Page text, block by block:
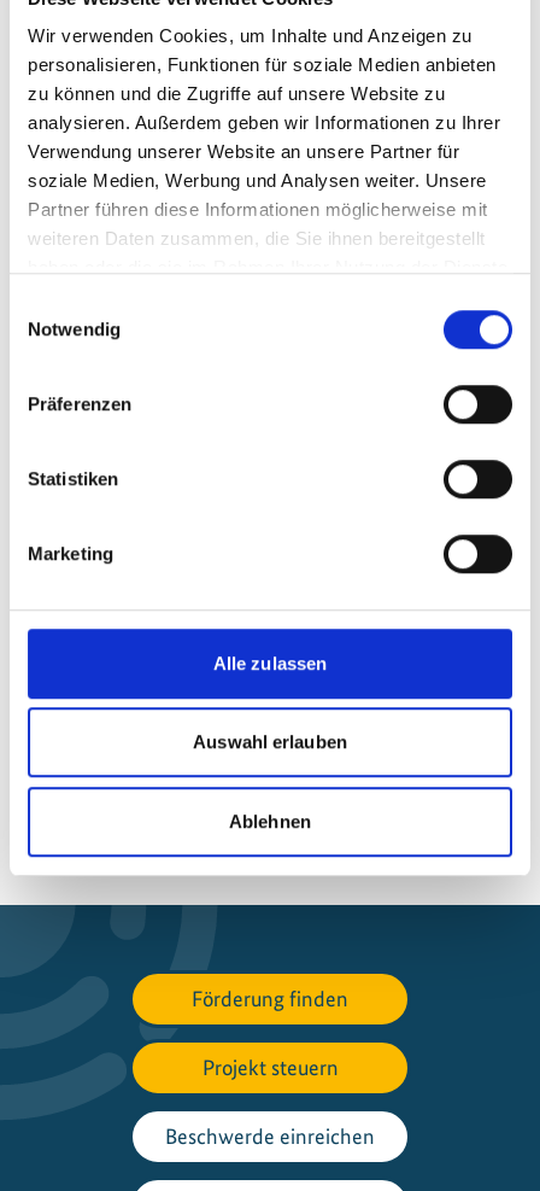
Wir verwenden Cookies, um Inhalte und Anzeigen zu
personalisieren, Funktionen für soziale Medien anbieten
zu können und die Zugriffe auf unsere Website zu
analysieren. Außerdem geben wir Informationen zu Ihrer
Verwendung unserer Website an unsere Partner für
soziale Medien, Werbung und Analysen weiter. Unsere
Partner führen diese Informationen möglicherweise mit
weiteren Daten zusammen, die Sie ihnen bereitgestellt
Notwendig
Präferenzen
Statistiken
Marketing
Alle zulassen
Auswahl erlauben
Ablehnen
vorgehalten werden, wie dies zur Erfüllung des
Services notwendig ist. Weitere Hinweise zum
Datenschutz habe ich der Datenschutzerklärung
entnommen. Mir ist ebenfalls bekannt, dass ich
dieser Einwilligung jederzeit per E-Mail, Post oder
Fax widersprechen kann.
Anmelden
https://www.international-climate-
initiative.com/PAGE438
Förderung finden
Projekt steuern
Beschwerde einreichen